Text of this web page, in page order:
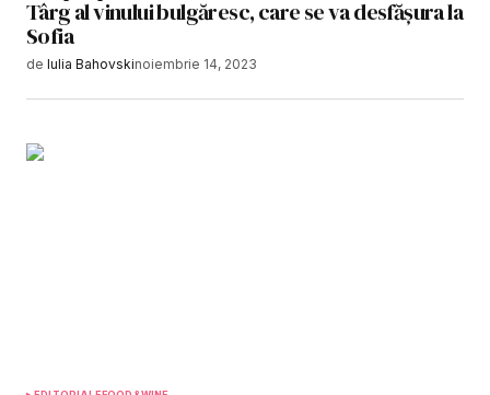
Târg al vinului bulgăresc, care se va desfășura la
Sofia
de Iulia Bahovskinoiembrie 14, 2023